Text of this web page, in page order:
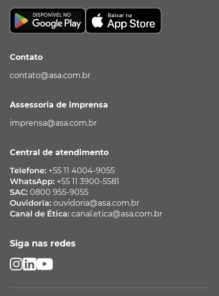
Contato
contato@asa.com.br
Assessoria de imprensa
imprensa@asa.com.br
Central de atendimento
Telefone: +55 11 4004-9055
WhatsApp: +55 11 3900-5581
SAC: 0800 955-9055
Ouvidoria: ouvidoria@asa.com.br
Canal de Ética: canal.etica@asa.com.br
Siga nas redes